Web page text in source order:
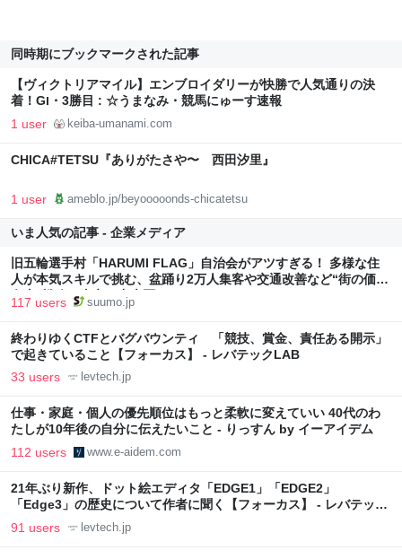
同時期にブックマークされた記事
【ヴィクトリアマイル】エンブロイダリーが快勝で人気通りの決
着！GⅠ・3勝目 : ☆うまなみ・競馬にゅーす速報
1 user keiba-umanami.com
CHICA#TETSU『ありがたさや〜 西田汐里』
1 user ameblo.jp/beyooooonds-chicatetsu
いま人気の記事 - 企業メディア
旧五輪選手村「HARUMI FLAG」自治会がアツすぎる！ 多様な住
人が本気スキルで挑む、盆踊り2万人集客や交通改善など“街の価値
向上”戦略 東京・中央区
117 users suumo.jp
終わりゆくCTFとバグバウンティ 「競技、賞金、責任ある開示」
で起きていること【フォーカス】 - レバテックLAB
33 users levtech.jp
仕事・家庭・個人の優先順位はもっと柔軟に変えていい 40代のわ
たしが10年後の自分に伝えたいこと - りっすん by イーアイデム
112 users www.e-aidem.com
21年ぶり新作、ドット絵エディタ「EDGE1」「EDGE2」
「Edge3」の歴史について作者に聞く【フォーカス】 - レバテック
LAB
91 users levtech.jp